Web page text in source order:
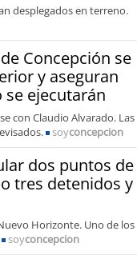
desplegados en terreno.
Concepción se
y aseguran
ejecutarán
con Claudio Alvarado. Las
soyconcepcion
dos puntos de
tres detenidos y
Horizonte. Uno de los
soyconcepcion